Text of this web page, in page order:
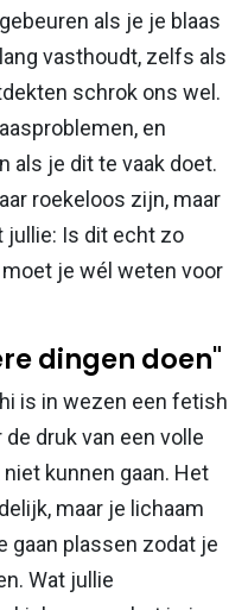
als je je blaas
vasthoudt, zelfs als
schrok ons wel.
en
als je dit te vaak doet.
roekeloos zijn, maar
jullie: Is dit echt zo
je wél weten voor
dingen doen"
is in wezen een fetish
druk van een volle
kunnen gaan. Het
maar je lichaam
gaan plassen zodat je
Wat jullie